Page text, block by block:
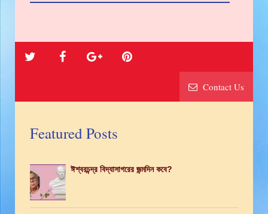
Contact Us
Featured Posts
ঈশ্বরচন্দ্র বিদ্যাসাগরের জন্মদিন কবে?